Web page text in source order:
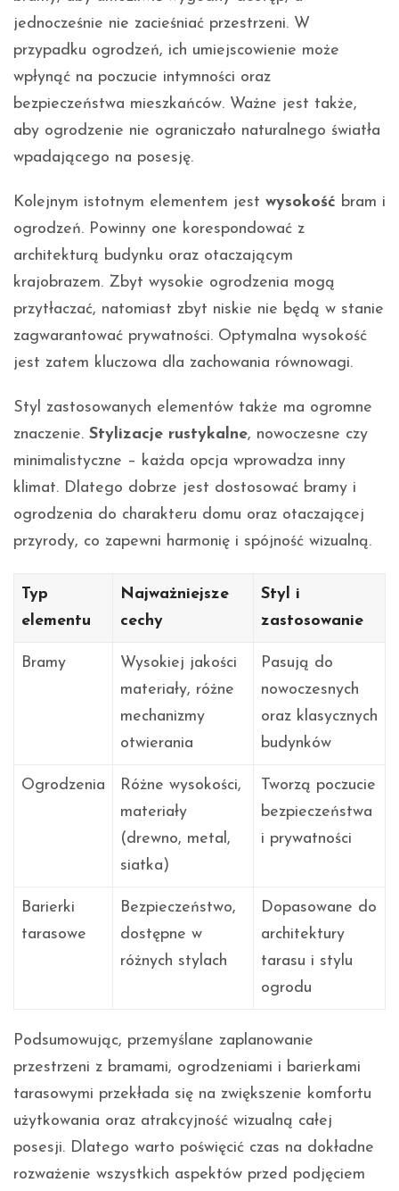
jednocześnie nie zacieśniać przestrzeni. W
przypadku ogrodzeń, ich umiejscowienie może
wpłynąć na poczucie intymności oraz
bezpieczeństwa mieszkańców. Ważne jest także,
aby ogrodzenie nie ograniczało naturalnego światła
wpadającego na posesję.
Kolejnym istotnym elementem jest wysokość bram i
ogrodzeń. Powinny one korespondować z
architekturą budynku oraz otaczającym
krajobrazem. Zbyt wysokie ogrodzenia mogą
przytłaczać, natomiast zbyt niskie nie będą w stanie
zagwarantować prywatności. Optymalna wysokość
jest zatem kluczowa dla zachowania równowagi.
Styl zastosowanych elementów także ma ogromne
znaczenie. Stylizacje rustykalne, nowoczesne czy
minimalistyczne – każda opcja wprowadza inny
klimat. Dlatego dobrze jest dostosować bramy i
ogrodzenia do charakteru domu oraz otaczającej
przyrody, co zapewni harmonię i spójność wizualną.
Typ
elementu
Najważniejsze
cechy
Styl i
zastosowanie
Bramy
Wysokiej jakości
materiały, różne
mechanizmy
otwierania
Pasują do
nowoczesnych
oraz klasycznych
budynków
Ogrodzenia
Różne wysokości,
materiały
(drewno, metal,
siatka)
Tworzą poczucie
bezpieczeństwa
i prywatności
Barierki
tarasowe
Bezpieczeństwo,
dostępne w
różnych stylach
Dopasowane do
architektury
tarasu i stylu
ogrodu
Podsumowując, przemyślane zaplanowanie
przestrzeni z bramami, ogrodzeniami i barierkami
tarasowymi przekłada się na zwiększenie komfortu
użytkowania oraz atrakcyjność wizualną całej
posesji. Dlatego warto poświęcić czas na dokładne
rozważenie wszystkich aspektów przed podjęciem